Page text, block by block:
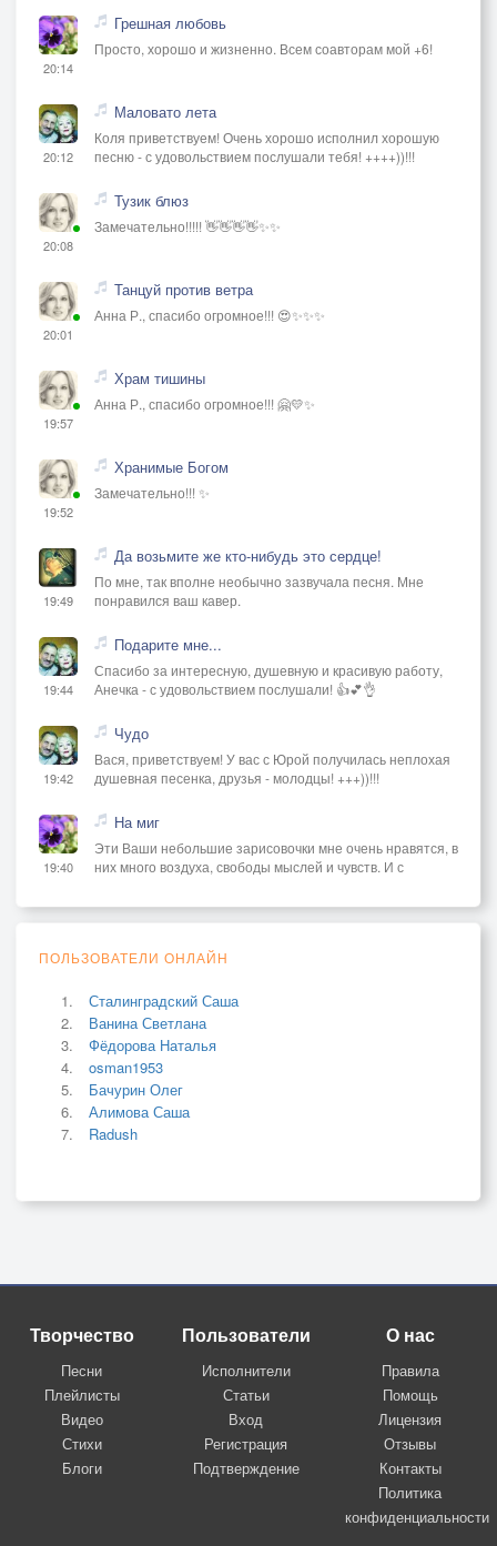
20:14
Грешная любовь
Просто, хорошо и жизненно. Всем соавторам мой +6!
20:12
Маловато лета
Коля приветствуем! Очень хорошо исполнил хорошую
песню - с удовольствием послушали тебя! ++++))!!!
20:08
Тузик блюз
Замечательно!!!!! 👋👋👋👋✨✨
20:01
Танцуй против ветра
Анна Р., спасибо огромное!!! 😍✨✨✨
19:57
Храм тишины
Анна Р., спасибо огромное!!! 🤗💛✨
19:52
Хранимые Богом
Замечательно!!! ✨
19:49
Да возьмите же кто-нибудь это сердце!
По мне, так вполне необычно зазвучала песня. Мне
понравился ваш кавер.
19:44
Подарите мне...
Спасибо за интересную, душевную и красивую работу,
Анечка - с удовольствием послушали! 👍💕👌
19:42
Чудо
Вася, приветствуем! У вас с Юрой получилась неплохая
душевная песенка, друзья - молодцы! +++))!!!
19:40
На миг
Эти Ваши небольшие зарисовочки мне очень нравятся, в
них много воздуха, свободы мыслей и чувств. И с
ПОЛЬЗОВАТЕЛИ ОНЛАЙН
Сталинградский Саша
Ванина Светлана
Фёдорова Наталья
osman1953
Бачурин Олег
Алимова Саша
Radush
Творчество
Песни
Плейлисты
Видео
Стихи
Блоги
Пользователи
Исполнители
Статьи
Вход
Регистрация
Подтверждение
О нас
Правила
Помощь
Лицензия
Отзывы
Контакты
Политика
конфиденциальности